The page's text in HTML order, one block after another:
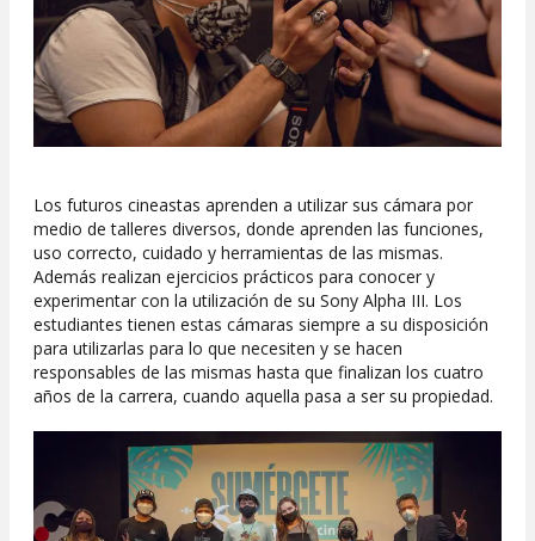
Los futuros cineastas aprenden a utilizar sus cámara por
medio de talleres diversos, donde aprenden las funciones,
uso correcto, cuidado y herramientas de las mismas.
Además realizan ejercicios prácticos para conocer y
experimentar con la utilización de su Sony Alpha III. Los
estudiantes tienen estas cámaras siempre a su disposición
para utilizarlas para lo que necesiten y se hacen
responsables de las mismas hasta que finalizan los cuatro
años de la carrera, cuando aquella pasa a ser su propiedad.